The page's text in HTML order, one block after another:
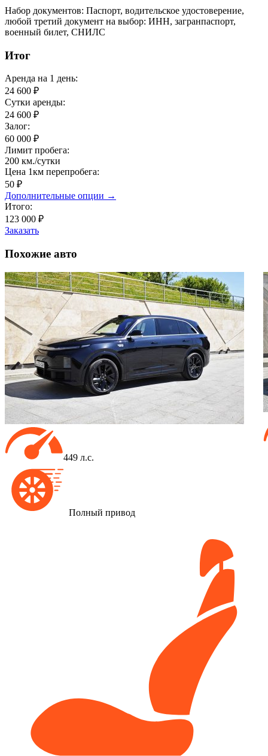
Набор документов: Паспорт, водительское удостоверение,
любой третий документ на выбор: ИНН, загранпаспорт,
военный билет, СНИЛС
Итог
Аренда на 1 день:
24 600 ₽
Сутки аренды:
24 600 ₽
Залог:
60 000 ₽
Лимит пробега:
200 км./cутки
Цена 1км перепробега:
50 ₽
Дополнительные опции →
Итого:
123 000 ₽
Заказать
Похожие авто
449 л.с.
Полный привод